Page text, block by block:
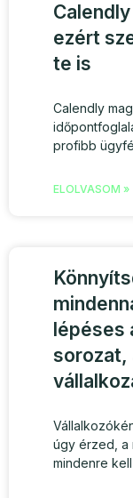
ezért
te is
Calendly
profibb
ELOLVASOM »
lépéses
sorozat,
úgy érzed, a
mindenre